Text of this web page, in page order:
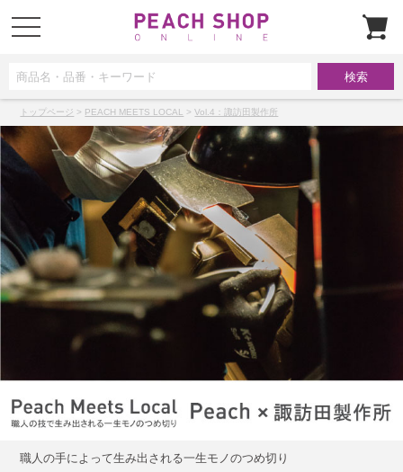
t
o
a
i
g
a
トップページ > PEACH MEETS LOCAL >Vol.4：諏訪田製作所
職人の手によって生み出される一生モノのつめ切り